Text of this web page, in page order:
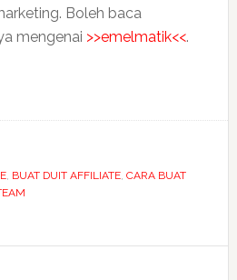
Boleh baca
mengenai >>emelmatik<<.
, BUAT DUIT AFFILIATE, CARA BUAT